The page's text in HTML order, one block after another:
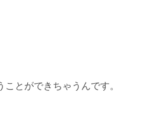
とができちゃうんです。